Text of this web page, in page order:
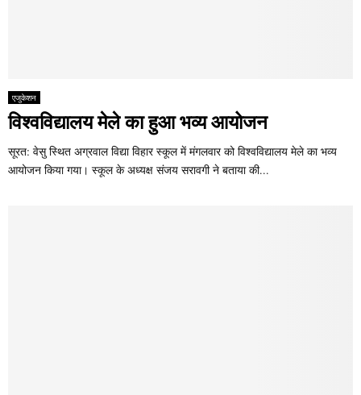
एजुकेशन
विश्वविद्यालय मेले का हुआ भव्य आयोजन
सूरत: वेसु स्थित अग्रवाल विद्या विहार स्कूल में मंगलवार को विश्वविद्यालय मेले का भव्य
आयोजन किया गया। स्कूल के अध्यक्ष संजय सरावगी ने बताया की...